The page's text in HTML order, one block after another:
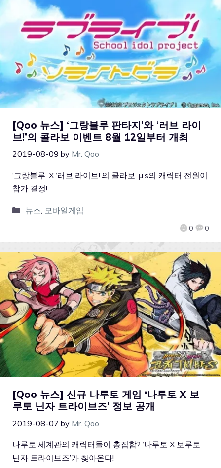
[Qoo 뉴스] ‘그랑블루 판타지’와 ‘러브 라이
브!’의 콜라보 이벤트 8월 12일부터 개최
2019-08-09 by Mr. Qoo
0 0
‘그랑블루’ X ‘러브 라이브!’의 콜라보, μ’s의 캐릭터 전원이
참가 결정!
뉴스, 모바일게임
[Qoo 뉴스] 신규 나루토 게임 ‘나루토 X 보
루토 닌자 트라이브즈’ 정보 공개
2019-08-07 by Mr. Qoo
나루토 세계관의 캐릭터들이 총집합? ‘나루토 X 보루토
닌자 트라이브즈’가 찾아온다!